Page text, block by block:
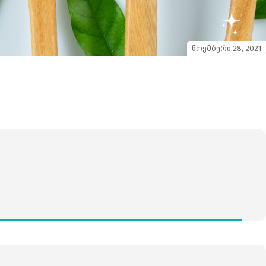
ნოემბერი 28, 2021